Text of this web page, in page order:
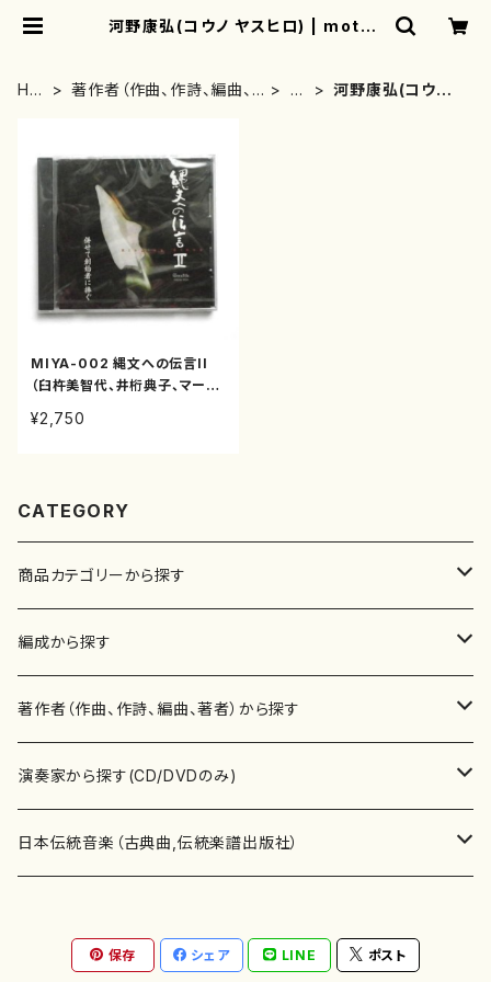
河野康弘(コウノ ヤスヒロ) | mothe
HO
著作者（作曲、作詩、編曲、
か
河野康弘(コウノ
MIYA-002 縄文への伝言II
（臼杵美智代、井桁典子、マー
弘、佐藤容子/CD）
¥2,750
CATEGORY
商品カテゴリーから探す
楽譜
書籍
書籍
テキストブック
CD・DVD
チケット
邦楽ジャーナル
レコード
編成から探す
邦楽器
箏・琴（ソロ）
箏・琴（合奏）
三味線（合奏）
合唱
混声合唱
男声合唱
歌・声
ピアノ（ソロ）
洋楽器（弦楽器）
著作者（作曲、作詩、編曲、著者）から探す
あ行
青木省三(アオキ ショウゾウ)
秋山健治(アキヤマ ケンジ）
か行
蔭山滸山(カゲヤマ キョザン)
斉藤松声(サイトウ ショウセイ)
演奏家から探す(CD/DVDのみ)
邦楽（箏、三味線、尺八等）演奏家
石川高（笙）
應和惠子（声楽・ソプラノ）
洋楽-鍵盤楽器（ピアノ、オルガン等）演奏家
日本伝統音楽（古典曲,伝統楽譜出版社）
宮城道雄（宮城宗家監修）
地歌箏曲（三絃古典楽譜）
保存 シェア LINE ポスト